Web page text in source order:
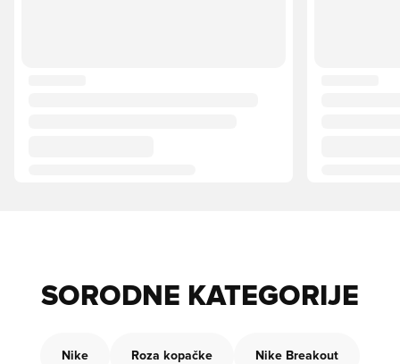
SORODNE KATEGORIJE
Nike Roza kopačke Nike Breakout